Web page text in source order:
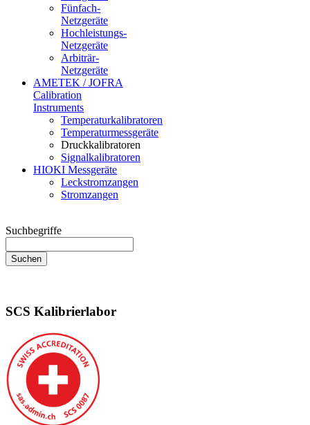
Fünfach-
Netzgeräte
Hochleistungs-
Netzgeräte
Arbiträr-
Netzgeräte
AMETEK / JOFRA
Calibration
Instruments
Temperaturkalibratoren
Temperaturmessgeräte
Druckkalibratoren
Signalkalibratoren
HIOKI Messgeräte
Leckstromzangen
Stromzangen
Suchbegriffe
SCS Kalibrierlabor